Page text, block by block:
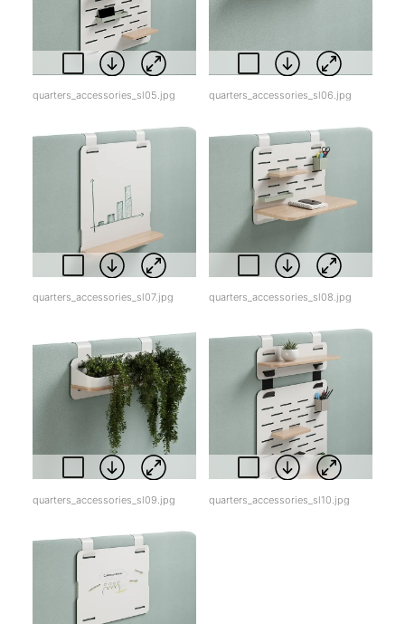
quarters_accessories_sl05.jpg quarters_accessories_sl06.jpg
quarters_accessories_sl07.jpg quarters_accessories_sl08.jpg
quarters_accessories_sl09.jpg quarters_accessories_sl10.jpg